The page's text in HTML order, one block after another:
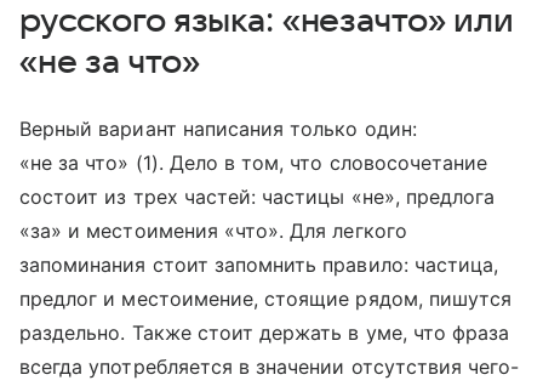
русского языка: «незачто» или
«не за что»
Верный вариант написания только один:
«не за что» (1). Дело в том, что словосочетание
состоит из трех частей: частицы «не», предлога
«за» и местоимения «что». Для легкого
запоминания стоит запомнить правило: частица,
предлог и местоимение, стоящие рядом, пишутся
раздельно. Также стоит держать в уме, что фраза
всегда употребляется в значении отсутствия чего-